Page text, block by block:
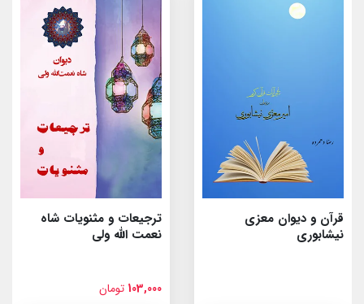
قرآن و دیوان معزی
نیشابوری
ترجیعات و مثنویات شاه
نعمت الله ولى
103,000 تومان